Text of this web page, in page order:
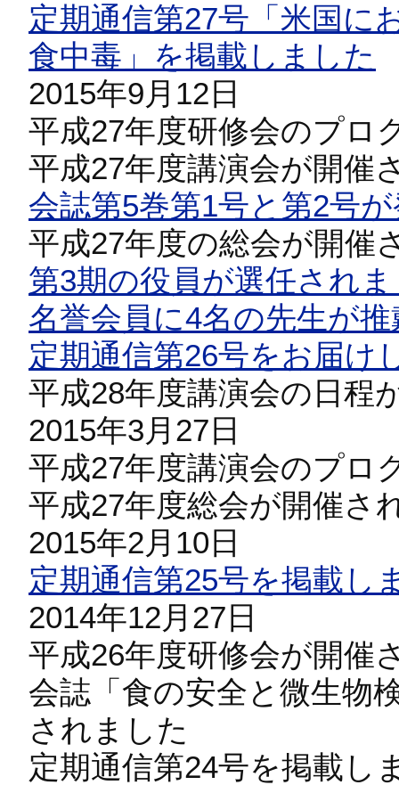
定期通信第27号「米国に
食中毒」を掲載しました
2015年9月12日
平成27年度研修会のプロ
平成27年度講演会が開催
会誌第5巻第1号と第2号
平成27年度の総会が開催
第3期の役員が選任され
名誉会員に4名の先生が
定期通信第26号をお届け
平成28年度講演会の日程
2015年3月27日
平成27年度講演会のプロ
平成27年度総会が開催さ
2015年2月10日
定期通信第25号を掲載し
2014年12月27日
平成26年度研修会が開催
会誌「食の安全と微生物
されました
定期通信第24号を掲載し